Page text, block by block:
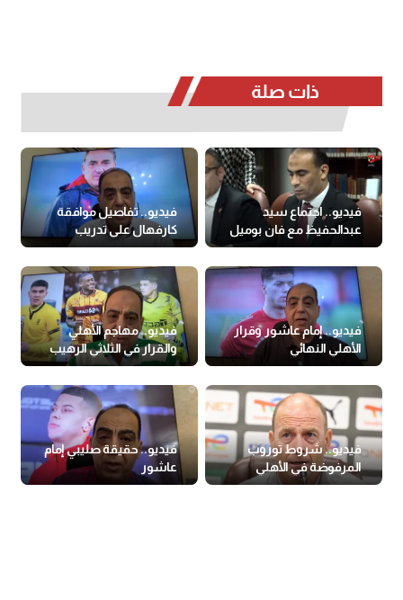
ذات صلة
فيديو.. اجتماع سيد
عبدالحفيظ مع فان بوميل
فيديو.. تفاصيل موافقة
كارفهال على تدريب
الأهلي
فيديو.. إمام عاشور وقرار
الأهلي النهائي
فيديو.. مهاجم الأهلي
والقرار في الثلاثي الرهيب
فيديو.. شروط توروب
المرفوضة في الأهلي
فيديو.. حقيقة صليبي إمام
عاشور